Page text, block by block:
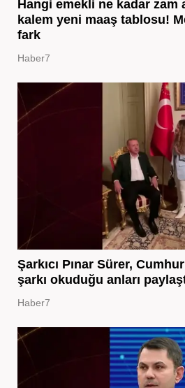
Hangi emekli ne kadar zam
kalem yeni maaş tablosu!
fark
Haber7
Şarkıcı Pınar Sürer,
şarkı okuduğu anları
Haber7